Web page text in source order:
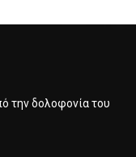
την δολοφονία του